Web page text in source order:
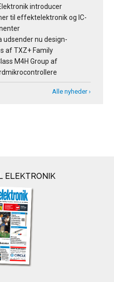
introducer
til effektelektronik og IC-
udsender nu design-
af TXZ+ Family
M4H Group af
Alle nyheder ›
ELEKTRONIK